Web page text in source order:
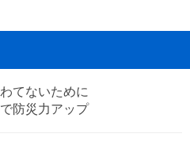
てないために
防災力アップ